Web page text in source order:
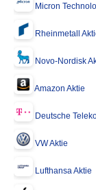
Micron
Rheinmetall
Novo-Nordisk
Amazon Aktie
Deutsche
VW Aktie
Lufthansa Aktie